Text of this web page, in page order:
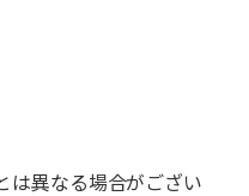
は異なる場合がござい